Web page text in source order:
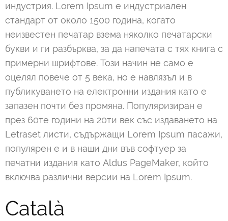
индустрия. Lorem Ipsum е индустриален
стандарт от около 1500 година, когато
неизвестен печатар взема няколко печатарски
букви и ги разбърква, за да напечата с тях книга с
примерни шрифтове. Този начин не само е
оцелял повече от 5 века, но е навлязъл и в
публикуването на електронни издания като е
запазен почти без промяна. Популяризиран е
през 60те години на 20ти век със издаването на
Letraset листи, съдържащи Lorem Ipsum пасажи,
популярен е и в наши дни във софтуер за
печатни издания като Aldus PageMaker, който
включва различни версии на Lorem Ipsum.
Català